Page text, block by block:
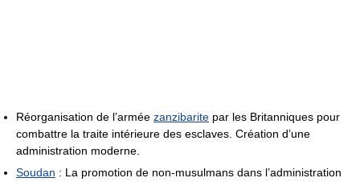
Réorganisation de l’armée zanzibarite par les Britanniques pour
combattre la traite intérieure des esclaves. Création d’une
administration moderne.
Soudan : La promotion de non-musulmans dans l’administration